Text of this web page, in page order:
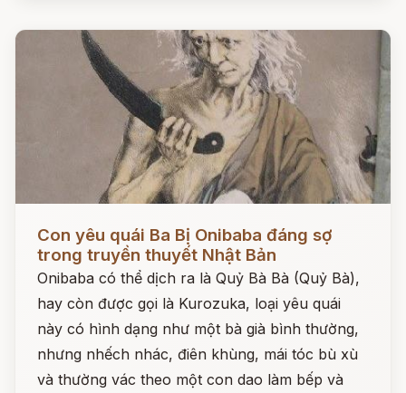
Con yêu quái Ba Bị Onibaba đáng sợ
trong truyền thuyết Nhật Bản
Onibaba có thể dịch ra là Quỷ Bà Bà (Quỷ Bà),
hay còn được gọi là Kurozuka, loại yêu quái
này có hình dạng như một bà già bình thường,
nhưng nhếch nhác, điên khùng, mái tóc bù xù
và thường vác theo một con dao làm bếp và